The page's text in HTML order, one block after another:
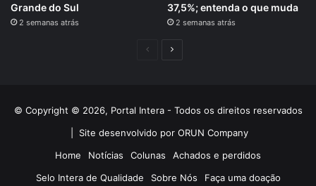
Grande do Sul
2 semanas atrás
37,5%; entenda o que muda
2 semanas atrás
PáginaPróxima
© Copyright © 2026, Portal Intera - Todos os direitos reservados
Site desenvolvido por ORUN Company
Home
Notícias Colunas
Achados e perdidos
Selo Intera de Qualidade
Sobre Nós Faça uma doação